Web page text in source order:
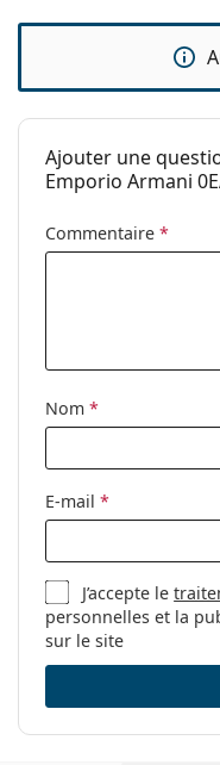
de port. Les
dommages et
bonne forme.
Accessoires
Nous livrons les
Le chiffon fourni
découvrir d'autres
Ceci est un dispositif
Ajouter une
Emporio Armani
Commentaire *
Nom *
E-mail *
J’accepte le
personnelles et la
sur le site